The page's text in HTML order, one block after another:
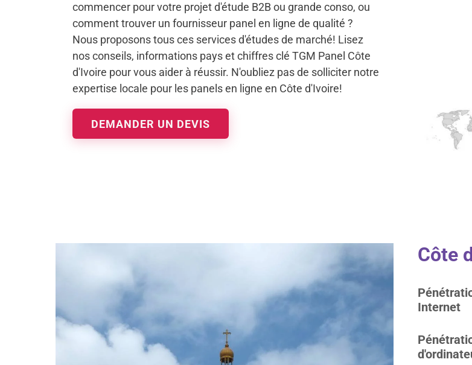
commencer pour votre projet d'étude B2B ou grande conso, ou
comment trouver un fournisseur panel en ligne de qualité ?
Nous proposons tous ces services d'études de marché! Lisez
nos conseils, informations pays et chiffres clé TGM Panel Côte
d'Ivoire pour vous aider à réussir. N'oubliez pas de solliciter notre
expertise locale pour les panels en ligne en Côte d'Ivoire!
DEMANDER UN DEVIS
Côte
Internet